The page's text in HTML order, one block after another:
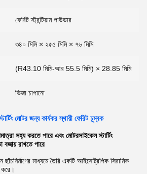
ফেরিট স্ট্রন্টিয়াম পাউডার
৩৪০ মিমি × ২৫৫ মিমি × ৭৬ মিমি
(R43.10 মিমি-আর 55.5 মিমি) × 28.85 মিমি
ভিজা চাপানো
মোটর জন্য কার্যকর স্থায়ী ফেরিট চুম্বক
সহ্য করতে পারে এবং মোটরসাইকেল স্টার্টিং
বজায় রাখতে পারে
মাধ্যমে তৈরি একটি আইসোট্রপিক সিরামিক
করে।